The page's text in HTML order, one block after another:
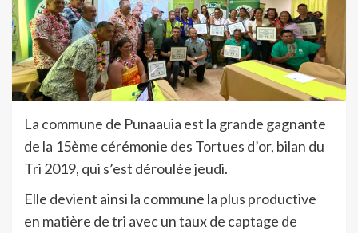
La commune de Punaauia est la grande gagnante
de la 15ème cérémonie des Tortues d’or, bilan du
Tri 2019, qui s’est déroulée jeudi.
Elle devient ainsi la commune la plus productive
en matière de tri avec un taux de captage de